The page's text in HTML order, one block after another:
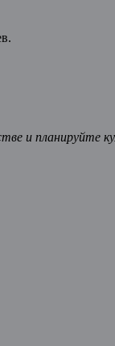
и планируйте